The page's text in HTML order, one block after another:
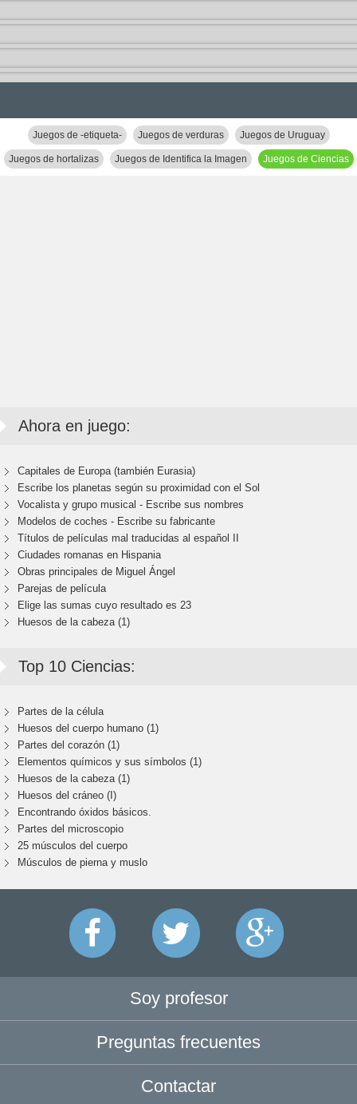
Juegos de -etiqueta- Juegos de verduras Juegos de Uruguay
Juegos de hortalizas Juegos de Identifica la Imagen Juegos de Ciencias
Ahora en juego:
Capitales de Europa (también Eurasia)
Escribe los planetas según su proximidad con el Sol
Vocalista y grupo musical - Escribe sus nombres
Modelos de coches - Escribe su fabricante
Títulos de películas mal traducidas al español II
Ciudades romanas en Hispania
Obras principales de Miguel Ángel
Parejas de película
Elige las sumas cuyo resultado es 23
Huesos de la cabeza (1)
Top 10 Ciencias:
Partes de la célula
Huesos del cuerpo humano (1)
Partes del corazón (1)
Elementos químicos y sus símbolos (1)
Huesos de la cabeza (1)
Huesos del cráneo (I)
Encontrando óxidos básicos.
Partes del microscopio
25 músculos del cuerpo
Músculos de pierna y muslo
Soy profesor
Preguntas frecuentes
Contactar